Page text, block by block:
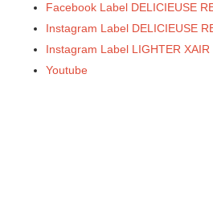
Facebook Label DELICIEUSE
Instagram Label DELICIEUSE
Instagram Label LIGHTER XAIR
Youtube